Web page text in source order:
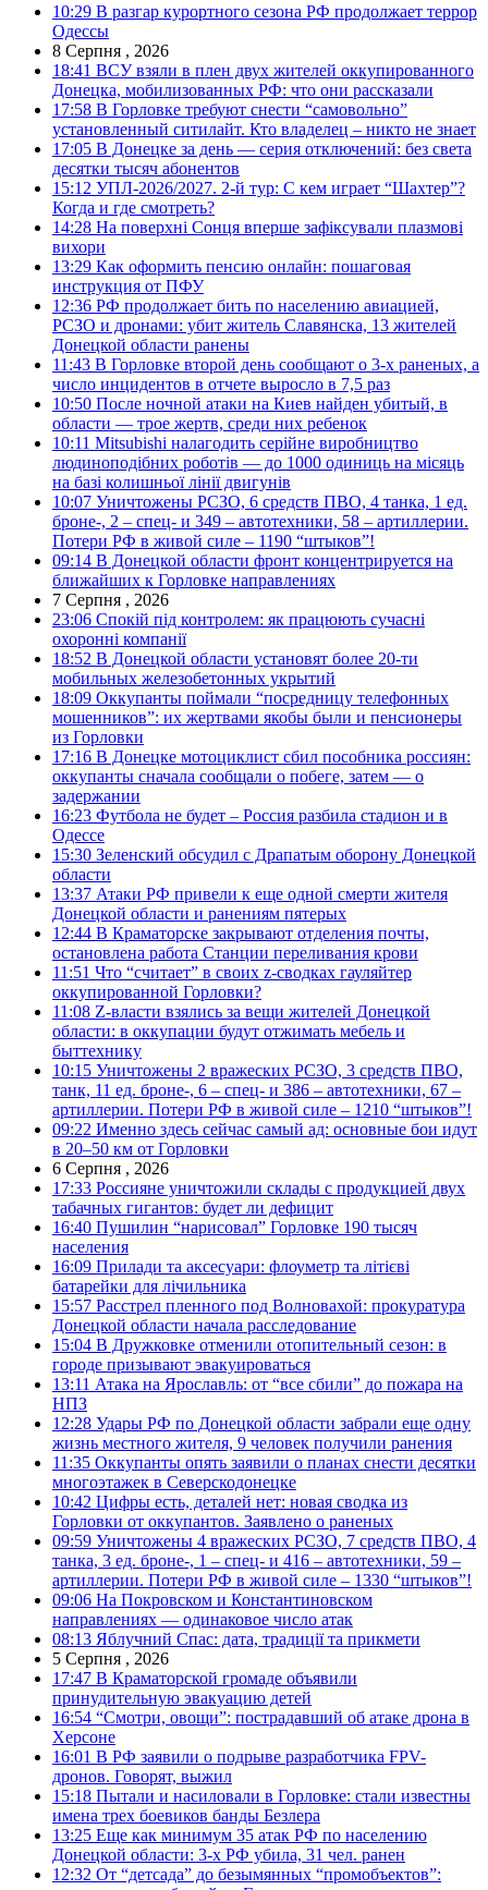
10:29 В разгар курортного сезона РФ продолжает террор
Одессы
8 Серпня , 2026
18:41 ВСУ взяли в плен двух жителей оккупированного
Донецка, мобилизованных РФ: что они рассказали
17:58 В Горловке требуют снести “самовольно”
установленный ситилайт. Кто владелец – никто не знает
17:05 В Донецке за день — серия отключений: без света
десятки тысяч абонентов
15:12 УПЛ-2026/2027. 2-й тур: С кем играет “Шахтер”?
Когда и где смотреть?
14:28 На поверхні Сонця вперше зафіксували плазмові
вихори
13:29 Как оформить пенсию онлайн: пошаговая
инструкция от ПФУ
12:36 РФ продолжает бить по населению авиацией,
РСЗО и дронами: убит житель Славянска, 13 жителей
Донецкой области ранены
11:43 В Горловке второй день сообщают о 3-х раненых, а
число инцидентов в отчете выросло в 7,5 раз
10:50 После ночной атаки на Киев найден убитый, в
области — трое жертв, среди них ребенок
10:11 Mitsubishi налагодить серійне виробництво
людиноподібних роботів — до 1000 одиниць на місяць
на базі колишньої лінії двигунів
10:07 Уничтожены РСЗО, 6 средств ПВО, 4 танка, 1 ед.
броне-, 2 – спец- и 349 – автотехники, 58 – артиллерии.
Потери РФ в живой силе – 1190 “штыков”!
09:14 В Донецкой области фронт концентрируется на
ближайших к Горловке направлениях
7 Серпня , 2026
23:06 Спокій під контролем: як працюють сучасні
охоронні компанії
18:52 В Донецкой области установят более 20-ти
мобильных железобетонных укрытий
18:09 Оккупанты поймали “посредницу телефонных
мошенников”: их жертвами якобы были и пенсионеры
из Горловки
17:16 В Донецке мотоциклист сбил пособника россиян:
оккупанты сначала сообщали о побеге, затем — о
задержании
16:23 Футбола не будет – Россия разбила стадион и в
Одессе
15:30 Зеленский обсудил с Драпатым оборону Донецкой
области
13:37 Атаки РФ привели к еще одной смерти жителя
Донецкой области и ранениям пятерых
12:44 В Краматорске закрывают отделения почты,
остановлена работа Станции переливания крови
11:51 Что “считает” в своих z-сводках гауляйтер
оккупированной Горловки?
11:08 Z-власти взялись за вещи жителей Донецкой
области: в оккупации будут отжимать мебель и
быттехнику
10:15 Уничтожены 2 вражеских РСЗО, 3 средств ПВО,
танк, 11 ед. броне-, 6 – спец- и 386 – автотехники, 67 –
артиллерии. Потери РФ в живой силе – 1210 “штыков”!
09:22 Именно здесь сейчас самый ад: основные бои идут
в 20–50 км от Горловки
6 Серпня , 2026
17:33 Россияне уничтожили склады с продукцией двух
табачных гигантов: будет ли дефицит
16:40 Пушилин “нарисовал” Горловке 190 тысяч
населения
16:09 Прилади та аксесуари: флоуметр та літієві
батарейки для лічильника
15:57 Расстрел пленного под Волновахой: прокуратура
Донецкой области начала расследование
15:04 В Дружковке отменили отопительный сезон: в
городе призывают эвакуироваться
13:11 Атака на Ярославль: от “все сбили” до пожара на
НПЗ
12:28 Удары РФ по Донецкой области забрали еще одну
жизнь местного жителя, 9 человек получили ранения
11:35 Оккупанты опять заявили о планах снести десятки
многоэтажек в Северскодонецке
10:42 Цифры есть, деталей нет: новая сводка из
Горловки от оккупантов. Заявлено о раненых
09:59 Уничтожены 4 вражеских РСЗО, 7 средств ПВО, 4
танка, 3 ед. броне-, 1 – спец- и 416 – автотехники, 59 –
артиллерии. Потери РФ в живой силе – 1330 “штыков”!
09:06 На Покровском и Константиновском
направлениях — одинаковое число атак
08:13 Яблучний Спас: дата, традиції та прикмети
5 Серпня , 2026
17:47 В Краматорской громаде объявили
принудительную эвакуацию детей
16:54 “Смотри, овощи”: пострадавший об атаке дрона в
Херсоне
16:01 В РФ заявили о подрыве разработчика FPV-
дронов. Говорят, выжил
15:18 Пытали и насиловали в Горловке: стали известны
имена трех боевиков банды Безлера
13:25 Еще как минимум 35 атак РФ по населению
Донецкой области: 3-х РФ убила, 31 чел. ранен
12:32 От “детсада” до безымянных “промобъектов”: